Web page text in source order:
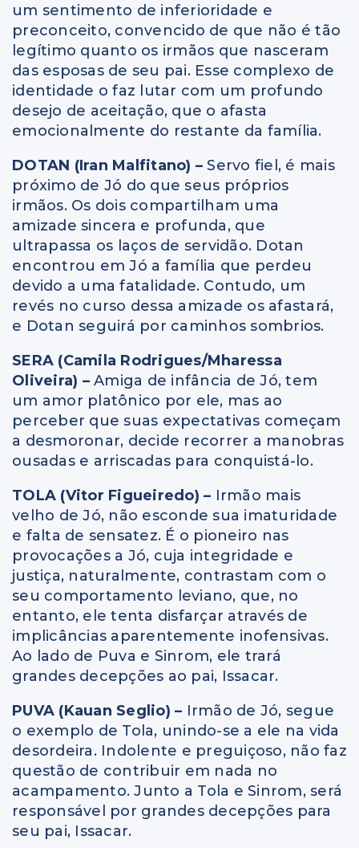
um sentimento de inferioridade e
preconceito, convencido de que não é tão
legítimo quanto os irmãos que nasceram
das esposas de seu pai. Esse complexo de
identidade o faz lutar com um profundo
desejo de aceitação, que o afasta
emocionalmente do restante da família.
DOTAN (Iran Malfitano) –Servo fiel, é mais
próximo de Jó do que seus próprios
irmãos. Os dois compartilham uma
amizade sincera e profunda, que
ultrapassa os laços de servidão. Dotan
encontrou em Jó a família que perdeu
devido a uma fatalidade. Contudo, um
revés no curso dessa amizade os afastará,
e Dotan seguirá por caminhos sombrios.
SERA (Camila Rodrigues/Mharessa
Oliveira) – Amiga de infância de Jó, tem
um amor platônico por ele, mas ao
perceber que suas expectativas começam
a desmoronar, decide recorrer a manobras
ousadas e arriscadas para conquistá-lo.
TOLA (Vitor Figueiredo) – Irmão mais
velho de Jó, não esconde sua imaturidade
e falta de sensatez. É o pioneiro nas
provocações a Jó, cuja integridade e
justiça, naturalmente, contrastam com o
seu comportamento leviano, que, no
entanto, ele tenta disfarçar através de
implicâncias aparentemente inofensivas.
Ao lado de Puva e Sinrom, ele trará
grandes decepções ao pai, Issacar.
PUVA (Kauan Seglio) – Irmão de Jó, segue
o exemplo de Tola, unindo-se a ele na vida
desordeira. Indolente e preguiçoso, não faz
questão de contribuir em nada no
acampamento. Junto a Tola e Sinrom, será
responsável por grandes decepções para
seu pai, Issacar.